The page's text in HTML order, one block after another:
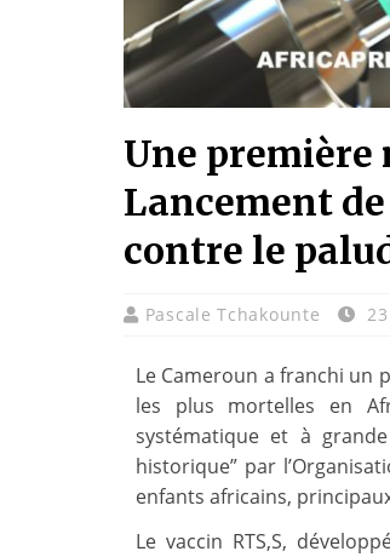
Une première
Lancement
contre le
Pascale Tchakounte
Le Cameroun a franchi un
les plus mortelles en
systématique et à
historique” par
enfants africains,
Le vaccin RTS,S,